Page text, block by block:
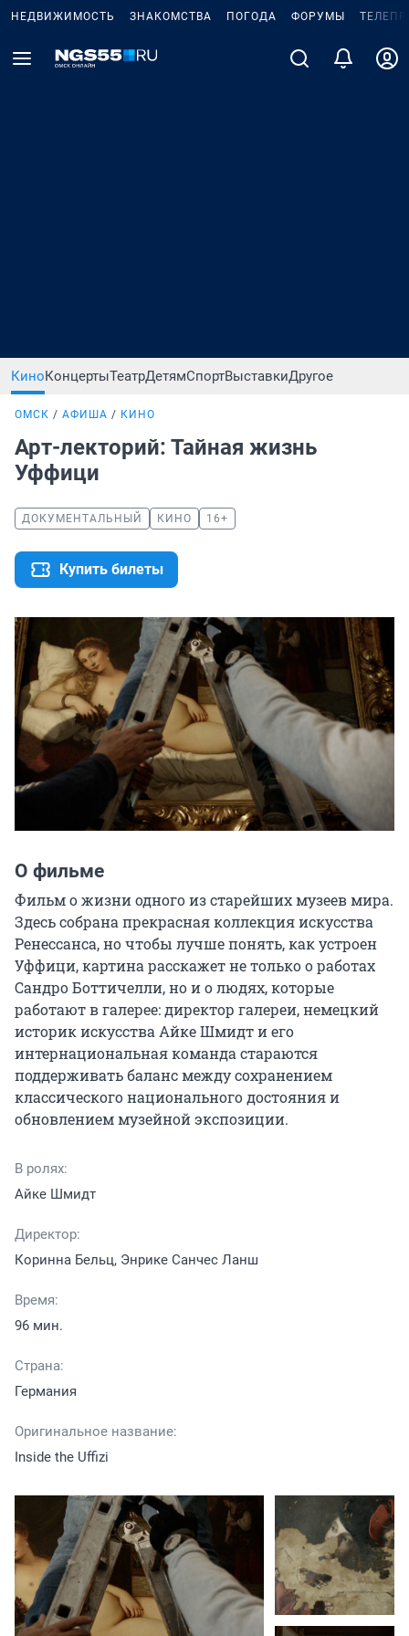
НЕДВИЖИМОСТЬ ЗНАКОМСТВА ПОГОДА ФОРУМЫ
КиноКонцертыТеатрДетямСпортВыставкиДругое
ОМСК АФИША КИНО
Арт-лекторий: Тайная жизнь
Уффици
ДОКУМЕНТАЛЬНЫЙ КИНО 16+
Купить билеты
О фильме
Фильм о жизни одного из старейших музеев мира.
Здесь собрана прекрасная коллекция искусства
Ренессанса, но чтобы лучше понять, как устроен
Уффици, картина расскажет не только о работах
Сандро Боттичелли, но и о людях, которые
работают в галерее: директор галереи, немецкий
историк искусства Айке Шмидт и его
интернациональная команда стараются
поддерживать баланс между сохранением
классического национального достояния и
обновлением музейной экспозиции.
В ролях:
Айке Шмидт
Директор:
Коринна Бельц, Энрике Санчес Ланш
Время:
96 мин.
Страна:
Германия
Оригинальное название:
Inside the Uffizi